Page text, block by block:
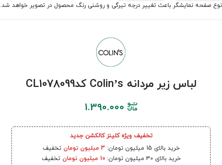
نوع صفحه نمایشگر باعث تغییر درجه تیرگی و روشنی رنگ محصول در تصویر خواهد شد.
لباس زیر مردانه Colin’s کدCL1078099
1.390.000
تخفیف ویژه کلینز کالکشن جدید
خرید بالای 15 میلیون تومان:
3 میلیون تومان
تخفیف
خرید بالای 30 میلیون تومان:
10 میلیون تومان تخفیف